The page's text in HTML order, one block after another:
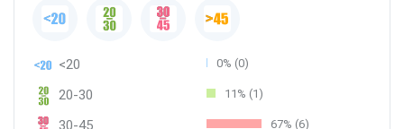
<20 0% (0)
20-30 11% (1)
30-45 67% (6)